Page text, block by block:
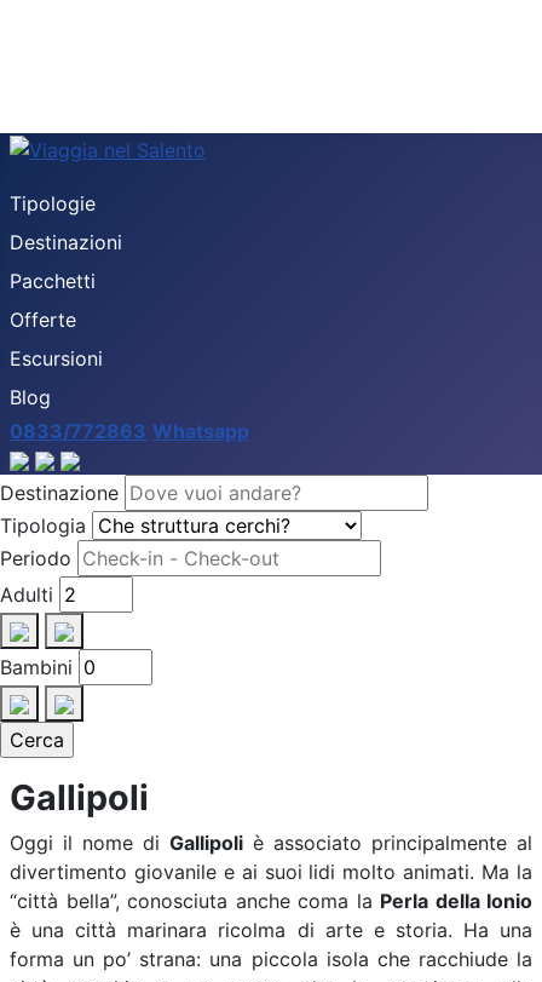
Tipologie
Destinazioni
Pacchetti
Offerte
Escursioni
Blog
0833/772863 Whatsapp
Destinazione
Tipologia
Periodo
Adulti
Bambini
Gallipoli
Oggi il nome di Gallipoli è associato principalmente al
divertimento giovanile e ai suoi lidi molto animati. Ma la
“città bella”, conosciuta anche coma la Perla della Ionio
è una città marinara ricolma di arte e storia. Ha una
forma un po’ strana: una piccola isola che racchiude la